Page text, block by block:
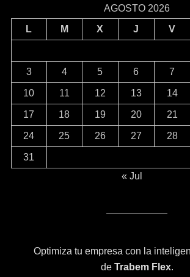
AGOSTO 2026
L
M X J V
3 4 5 6 7
10 11 12 13 14
17 18 19 20 21
24 25 26 27 28
31
« Jul
Optimiza tu empresa con la
de Trabem Flex.